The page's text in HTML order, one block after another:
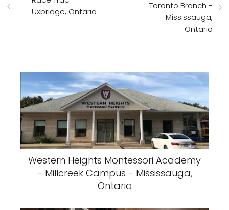
Uxbridge, Ontario
Toronto Branch -
Mississauga,
Ontario
Western Heights Montessori Academy
- Millcreek Campus - Mississauga,
Ontario